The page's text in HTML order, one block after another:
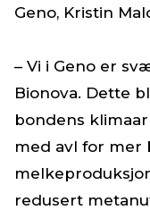
Geno, Kristin
– Vi i Geno er
Bionova. Dette
bondens
med avl for
redusert